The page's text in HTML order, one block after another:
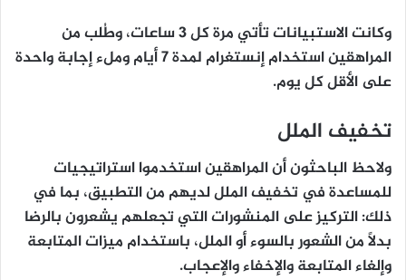
وكانت الاستبيانات تأتي مرة كل 3 ساعات، وطُلب من
المراهقين استخدام إنستغرام لمدة 7 أيام وملء إجابة واحدة
على الأقل كل يوم.
تخفيف الملل
ولاحظ الباحثون أن المراهقين استخدموا استراتيجيات
للمساعدة في تخفيف الملل لديهم من التطبيق، بما في
ذلك: التركيز على المنشورات التي تجعلهم يشعرون بالرضا
بدلاً من الشعور بالسوء أو الملل، باستخدام ميزات المتابعة
وإلغاء المتابعة والإخفاء والإعجاب.